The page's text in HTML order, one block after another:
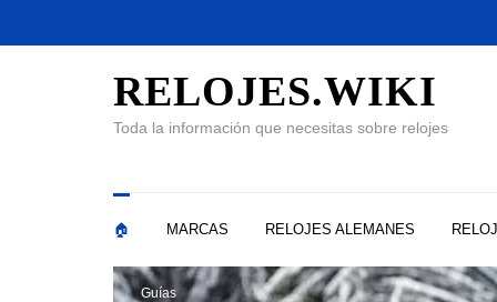
RELOJES.WIKI
Toda la información que necesitas sobre relojes
🏠 MARCAS RELOJES ALEMANES
Guías